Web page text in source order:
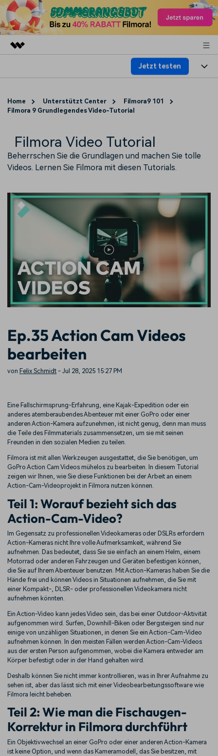
Dienstprogramme
Überblick
Presseraum
Shop
Jetzt testen
Plattformen
Assets
KI
Video/Foto
Audio
Lösungen
Ressourcen
Video-Prompts
Über 100 heiße Video-
Prompts – schnell ähnliche
Meisterkurs
Beherrschen Sie
fortgeschrittene
Videobearbeitungsfähigkeiten
Kickstart Bootcamp
Lernen, ausdrücken und
erweitern Sie Ihre
Videobearbeitungs-
DIY-Spezialeffekte
Erfahren Sie, wie Sie einen
Spezialeffekt erzeugen
können
Creator
Monetarisierungs-
Monetarisieren Sie
An Freunde empfehlen,
Blog
Erste Schritte
Über
Unsere Mission, Geschichte
und Kunden
Bewertungen
Finden Sie mehr über Filmora
Nachrichten und
Bewertungen
Erfahren Sie, wie unsere
Kunden Erfolg haben
Schalten Sie Partnerschaften
auf Unternehmensebene frei
Anmelden
Suchen
Home Unterstützt Center
Filmora9 101
Filmora 9 Grundlegendes Video-Tutorial
Filmora Video Tutorial
Beherrschen Sie die Grundlagen und machen Sie tolle
Videos. Lernen Sie Filmora mit diesen Tutorials.
Ep.35 Action Cam Videos
bearbeiten
von Felix Schmidt - Jul 28, 2025 15:27 PM
Eine Fallschirmsprung-Erfahrung, eine Kajak-Expedition oder ein
anderes atemberaubendes Abenteuer mit einer GoPro oder einer
anderen Action-Kamera aufzunehmen, ist nicht genug, denn man muss
die Teile des Filmmaterials zusammensetzen, um sie mit seinen
Freunden in den sozialen Medien zu teilen.
Filmora ist mit allen Werkzeugen ausgestattet, die Sie benötigen, um
GoPro Action Cam Videos mühelos zu bearbeiten. In diesem Tutorial
zeigen wir Ihnen, wie Sie diese Funktionen bei der Arbeit an einem
Action-Cam-Videoprojekt in Filmora nutzen können.
Teil 1: Worauf bezieht sich das
Action-Cam-Video?
Im Gegensatz zu professionellen Videokameras oder DSLRs erfordern
Action-Kameras nicht Ihre volle Aufmerksamkeit, während Sie
aufnehmen. Das bedeutet, dass Sie sie einfach an einem Helm, einem
Motorrad oder anderen Fahrzeugen und Geräten befestigen können,
die Sie auf Ihrem Abenteuer benutzen. Mit Action-Kameras haben Sie die
Hände frei und können Videos in Situationen aufnehmen, die Sie mit
einer Kompakt-, DLSR- oder professionellen Videokamera nicht
aufnehmen könnten.
Ein Action-Video kann jedes Video sein, das bei einer Outdoor-Aktivität
aufgenommen wird. Surfen, Downhill-Biken oder Bergsteigen sind nur
einige von unzähligen Situationen, in denen Sie ein Action-Cam-Video
aufnehmen können. In den meisten Fällen werden Action-Cam-Videos
aus der ersten Person aufgenommen, wobei die Kamera entweder am
Körper befestigt oder in der Hand gehalten wird.
Deshalb können Sie nicht immer kontrollieren, was in Ihrer Aufnahme zu
sehen ist, aber das lässt sich mit einer Videobearbeitungssoftware wie
Filmora leicht beheben.
Teil 2: Wie man die Fischaugen-
Korrektur in Filmora durchführt
Ein Objektivwechsel an einer GoPro oder einer anderen Action-Kamera
ist keine Option, und wenn das Kameramodell, das Sie besitzen, mit